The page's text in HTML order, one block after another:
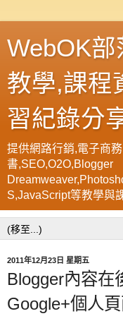
WebOK
教學,課程
習紀錄分
提供網路行銷,電子商
書,SEO,O2O,Blogger
S,JavaScript等教學與
2011年12月23日 星期五
Blogger內容在
Google+個人